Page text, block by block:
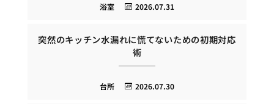
2026.07.31
浴室
突然のキッチン水漏れに慌てないための初期対応
術
2026.07.30
台所